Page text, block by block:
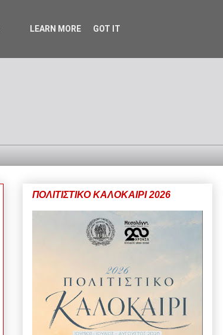
ΠΟΛΙΤΙΣΤΙΚΟ ΚΑΛΟΚΑΙΡΙ 2026
LEARN MORE GOT IT